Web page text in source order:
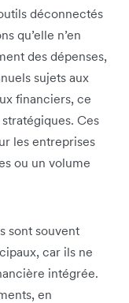
déconnectés
qu’elle n’en
des dépenses,
sujets aux
financiers, ce
Ces
les entreprises
ou un volume
sont souvent
car ils ne
intégrée.
en